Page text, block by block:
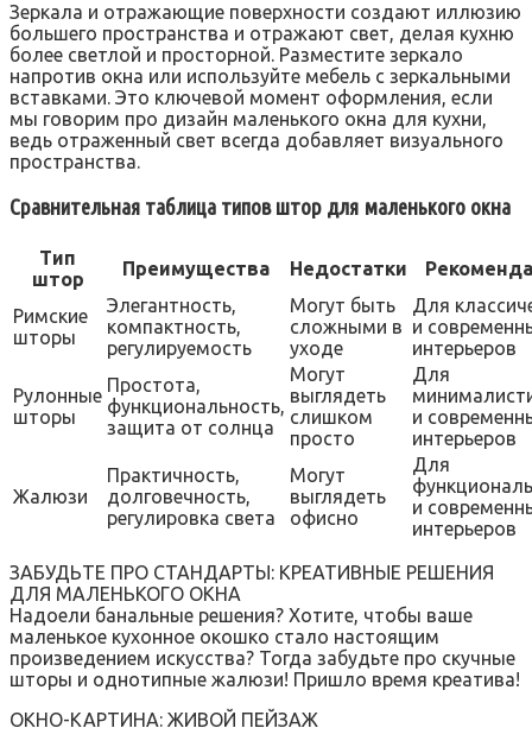
Зеркала и отражающие поверхности создают иллюзию
большего пространства и отражают свет, делая кухню
более светлой и просторной. Разместите зеркало
напротив окна или используйте мебель с зеркальными
вставками. Это ключевой момент оформления, если
мы говорим про дизайн маленького окна для кухни,
ведь отраженный свет всегда добавляет визуального
пространства.
Сравнительная таблица типов штор для маленького окна
Тип
штор
Преимущества Недостатки
Римские
шторы
Элегантность,
компактность,
регулируемость
Могут быть
сложными в
уходе
Для
и
интерьеров
Рулонные
шторы
Простота,
функциональность,
защита от солнца
Могут
выглядеть
слишком
просто
Для
и
интерьеров
Жалюзи
Практичность,
долговечность,
регулировка света
Могут
выглядеть
офисно
Для
и
интерьеров
ЗАБУДЬТЕ ПРО СТАНДАРТЫ: КРЕАТИВНЫЕ РЕШЕНИЯ
ДЛЯ МАЛЕНЬКОГО ОКНА
Надоели банальные решения? Хотите, чтобы ваше
маленькое кухонное окошко стало настоящим
произведением искусства? Тогда забудьте про скучные
шторы и однотипные жалюзи! Пришло время креатива!
ОКНО-КАРТИНА: ЖИВОЙ ПЕЙЗАЖ